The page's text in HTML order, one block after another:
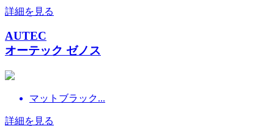
詳細を見る
AUTEC
オーテック ゼノス
マットブラック...
詳細を見る